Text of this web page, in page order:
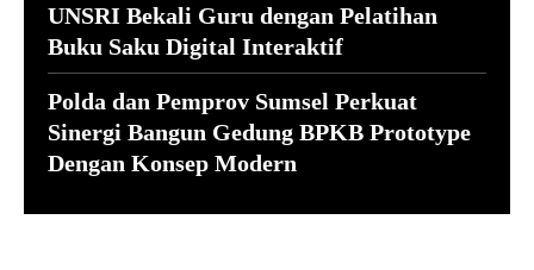
UNSRI Bekali Guru dengan Pelatihan
Buku Saku Digital Interaktif
Polda dan Pemprov Sumsel Perkuat
Sinergi Bangun Gedung BPKB Prototype
Dengan Konsep Modern